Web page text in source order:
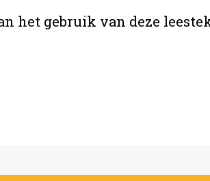
het gebruik van deze